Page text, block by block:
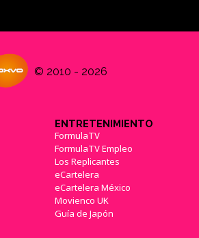
© 2010 - 2026
ENTRETENIMIENTO
FormulaTV
FormulaTV Empleo
Los Replicantes
eCartelera
eCartelera México
Movienco UK
Guía de Japón